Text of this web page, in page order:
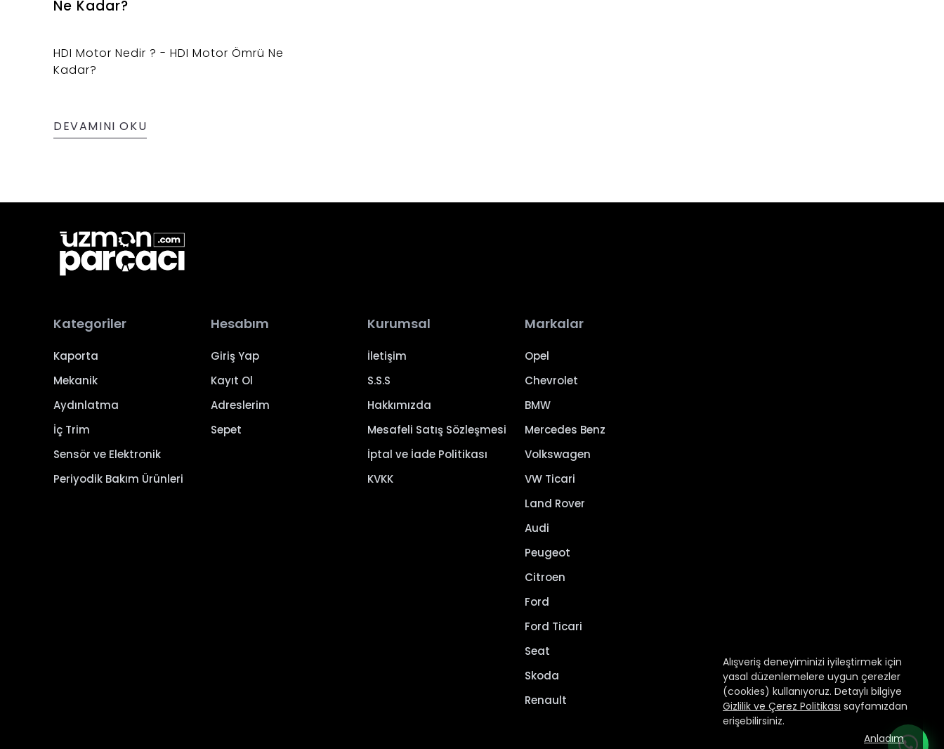
Alışveriş deneyiminizi iyileştirmek için
yasal düzenlemelere uygun çerezler
(cookies) kullanıyoruz. Detaylı bilgiye
Gizlilik ve Çerez Politikası sayfamızdan
erişebilirsiniz.
Anladım
Ne Kadar?
HDI Motor Nedir ? - HDI Motor Ömrü Ne
Kadar?
DEVAMINI OKU
Kategoriler
Kaporta
Mekanik
Aydınlatma
İç Trim
Sensör ve Elektronik
Periyodik Bakım Ürünleri
Hesabım
Giriş Yap
Kayıt Ol
Adreslerim
Sepet
Kurumsal
İletişim
S.S.S
Hakkımızda
Mesafeli Satış Sözleşmesi
İptal ve İade Politikası
KVKK
Markalar
Opel
Chevrolet
BMW
Mercedes Benz
Volkswagen
VW Ticari
Land Rover
Audi
Peugeot
Citroen
Ford
Ford Ticari
Seat
Skoda
Renault